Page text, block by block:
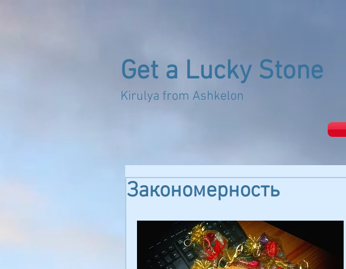
Get a Lucky Stone
Kirulya from Ashkelon
Закономерность